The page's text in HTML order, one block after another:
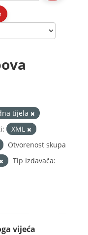
tijela
XML
Otvorenost skupa
Tip Izdavača:
vijeća